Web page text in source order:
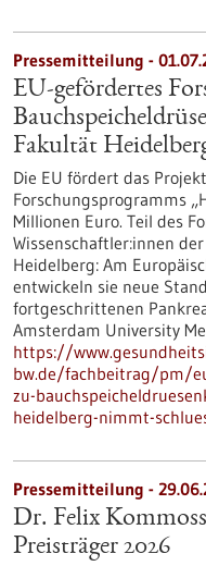
Pressemitteilung -
EU-gefördertes
Fakultät
Die EU fördert das
Forschungsprogramms
Millionen Euro. Teil des
Wissenschaftler:innen
Heidelberg: Am
entwickeln sie neue
fortgeschrittenen
Amsterdam University
https://
bw.de/fachbeitrag/pm/
zu-
heidelberg-nimmt-
Pressemitteilung -
Dr. Felix
Preisträger 2026